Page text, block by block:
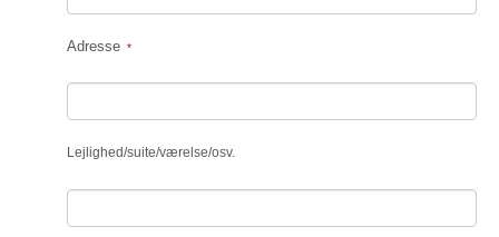
Adresse
Lejlighed/suite/værelse/osv.